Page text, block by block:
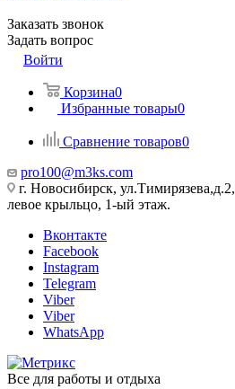
Заказать звонок
Задать вопрос
Войти
Корзина0
Избранные товары0
Сравнение товаров0
pro100@m3ks.com
г. Новосибирск, ул.Тимирязева,д.2,
левое крыльцо, 1-ый этаж.
Вконтакте
Facebook
Instagram
Telegram
Viber
Viber
WhatsApp
Все для работы и отдыха